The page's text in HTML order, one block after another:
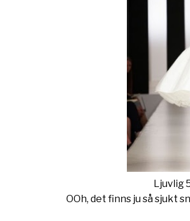
Ljuvlig
OOh, det finns ju så sjukt